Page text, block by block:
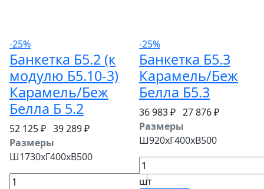
-25%
Банкетка Б5.2 (к
модулю Б5.10-3)
Карамель/Беж
Белла Б 5.2
52 125 ₽ 39 289 ₽
Размеры
Ш1730хГ400хВ500
-25%
Банкетка Б5.3
Карамель/Беж
Белла Б5.3
36 983 ₽ 27 876 ₽
Размеры
Ш920хГ400хВ500
шт